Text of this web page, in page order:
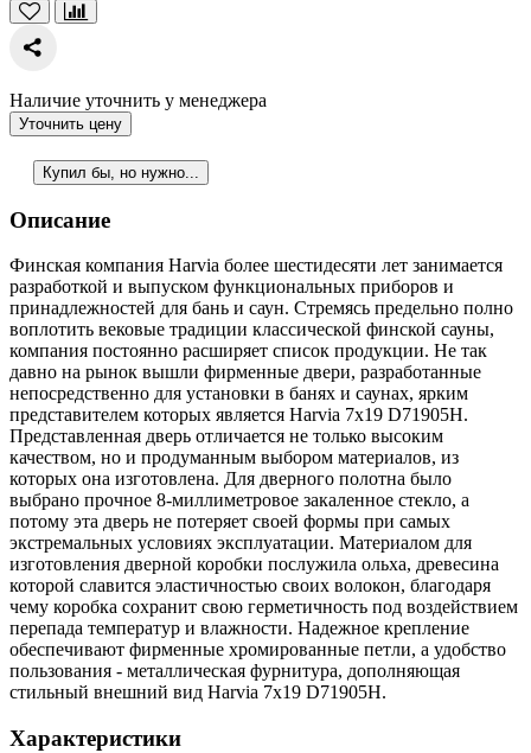
Наличие уточнить у менеджера
Уточнить цену
Купил бы, но нужно...
Описание
Финская компания Harvia более шестидесяти лет занимается
разработкой и выпуском функциональных приборов и
принадлежностей для бань и саун. Стремясь предельно полно
воплотить вековые традиции классической финской сауны,
компания постоянно расширяет список продукции. Не так
давно на рынок вышли фирменные двери, разработанные
непосредственно для установки в банях и саунах, ярким
представителем которых является Harvia 7х19 D71905H.
Представленная дверь отличается не только высоким
качеством, но и продуманным выбором материалов, из
которых она изготовлена. Для дверного полотна было
выбрано прочное 8-миллиметровое закаленное стекло, а
потому эта дверь не потеряет своей формы при самых
экстремальных условиях эксплуатации. Материалом для
изготовления дверной коробки послужила ольха, древесина
которой славится эластичностью своих волокон, благодаря
чему коробка сохранит свою герметичность под воздействием
перепада температур и влажности. Надежное крепление
обеспечивают фирменные хромированные петли, а удобство
пользования - металлическая фурнитура, дополняющая
стильный внешний вид Harvia 7х19 D71905H.
Характеристики